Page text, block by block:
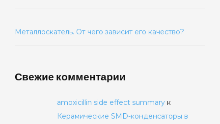
Металлоскатель. От чего зависит его качество?
Свежие комментарии
amoxicillin side effect summaryк
Керамические SMD-конденсаторы в